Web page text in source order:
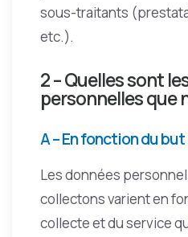
sous-traitants
etc.).
2 – Quelles sont
personnelles que
A – En fonction du
Les données
collectons varient en
collecte et du service